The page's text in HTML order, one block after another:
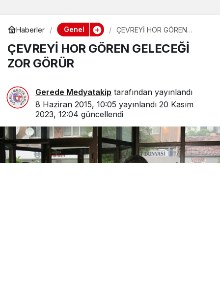
Haberler Genel
ÇEVREYİ HOR GÖREN
ÇEVREYİ HOR GÖREN GELECEĞİ
ZOR GÖRÜR
Gerede Medyatakip tarafından yayınlandı
8 Haziran 2015, 10:05 yayınlandı 20 Kasım
2023, 12:04 güncellendi